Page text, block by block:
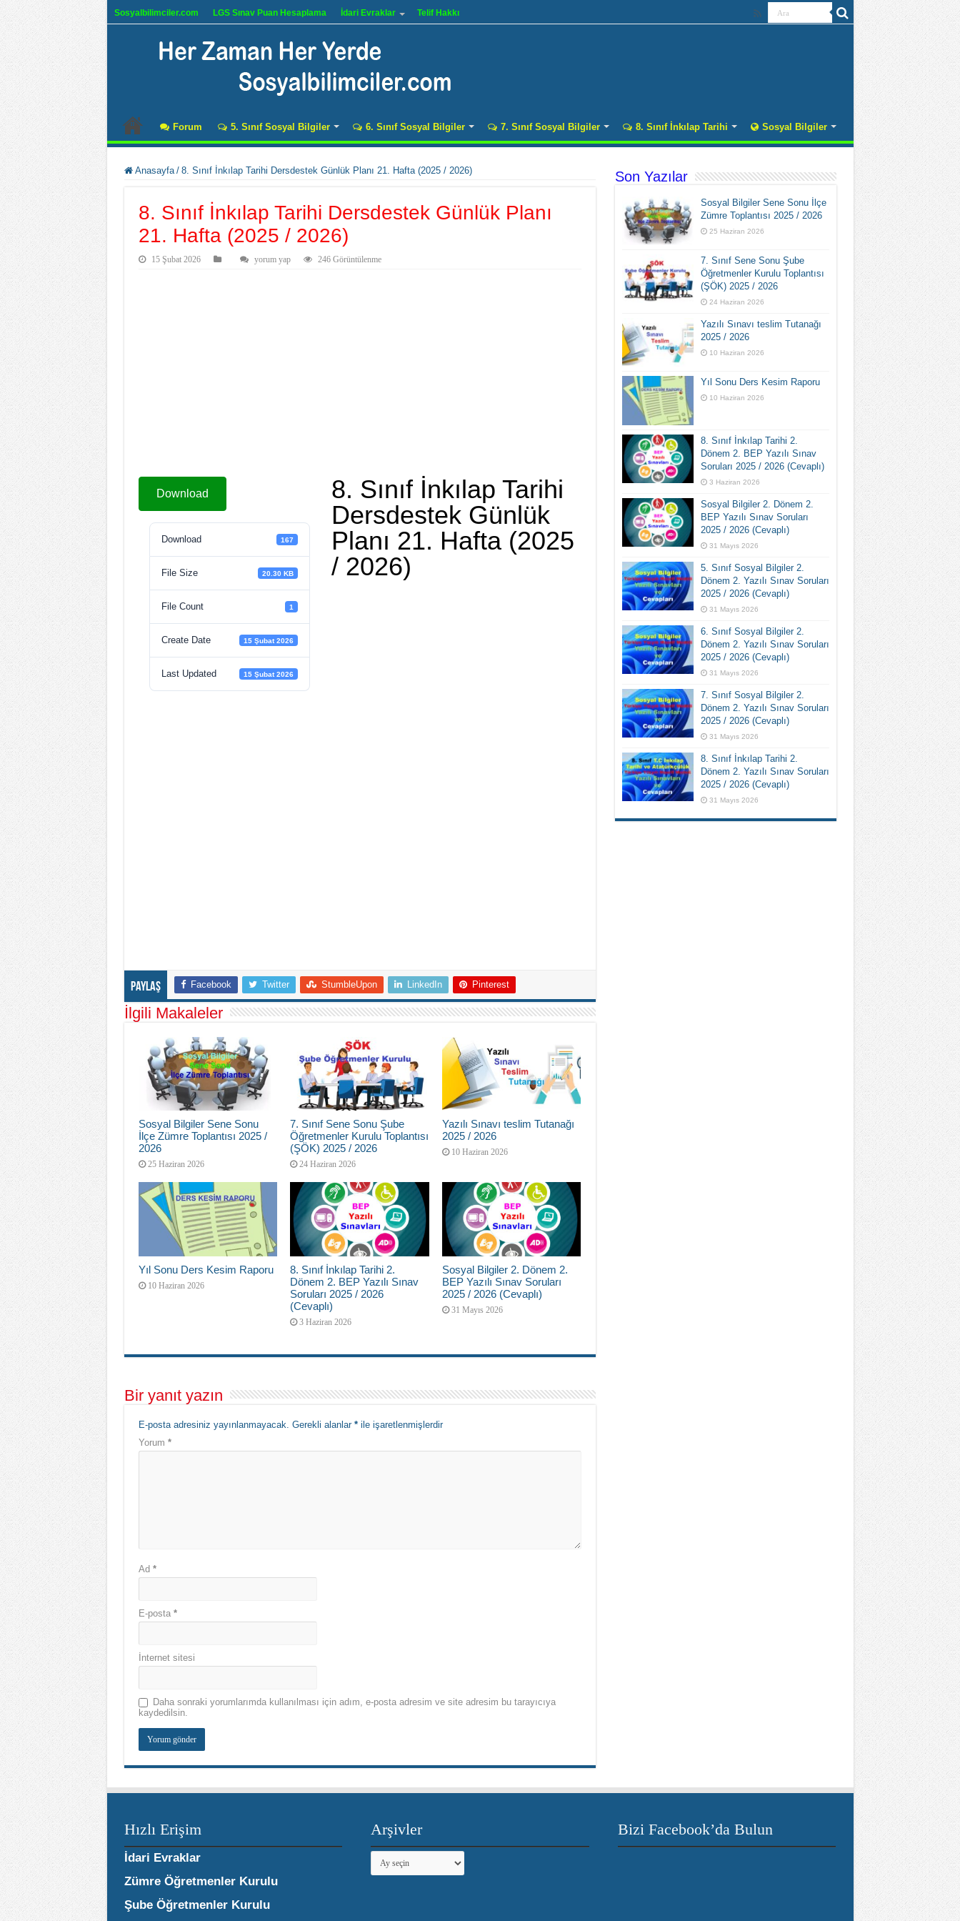
Sosyalbilimciler.com LGS Sınav Puan Hesaplama İdari Evraklar Telif Hakkı
Forum 5. Sınıf Sosyal Bilgiler 6. Sınıf Sosyal Bilgiler 7. Sınıf Sosyal Bilgiler 8. Sınıf İnkılap Tarihi Sosyal Bilgiler
Anasayfa / 8. Sınıf İnkılap Tarihi Dersdestek Günlük Planı 21. Hafta (2025 / 2026)
8. Sınıf İnkılap Tarihi Dersdestek Günlük Planı
21. Hafta (2025 / 2026)
15 Şubat 2026 yorum yap 246 Görüntülenme
Download
Download 167
File Size 20.30 KB
File Count 1
Create Date 15 Şubat 2026
Last Updated 15 Şubat 2026
8. Sınıf İnkılap Tarihi
Dersdestek Günlük
Planı 21. Hafta (2025
/ 2026)
Paylaş Facebook Twitter StumbleUpon LinkedIn Pinterest
İlgili Makaleler
Sosyal Bilgiler Sene Sonu
İlçe Zümre Toplantısı 2025 /
2026
25 Haziran 2026
7. Sınıf Sene Sonu Şube
Öğretmenler Kurulu Toplantısı
(ŞÖK) 2025 / 2026
24 Haziran 2026
Yazılı Sınavı teslim Tutanağı
2025 / 2026
10 Haziran 2026
Yıl Sonu Ders Kesim Raporu
10 Haziran 2026
8. Sınıf İnkılap Tarihi 2.
Dönem 2. BEP Yazılı Sınav
Soruları 2025 / 2026
(Cevaplı)
3 Haziran 2026
Sosyal Bilgiler 2. Dönem 2.
BEP Yazılı Sınav Soruları
2025 / 2026 (Cevaplı)
31 Mayıs 2026
Bir yanıt yazın
E-posta adresiniz yayınlanmayacak. Gerekli alanlar *ile işaretlenmişlerdir
Yorum *
Ad *
E-posta *
İnternet sitesi
Daha sonraki yorumlarımda kullanılması için adım, e-posta adresim ve site adresim bu tarayıcıya
kaydedilsin.
Son Yazılar
Sosyal Bilgiler Sene Sonu İlçe
Zümre Toplantısı 2025 / 2026
25 Haziran 2026
7. Sınıf Sene Sonu Şube
Öğretmenler Kurulu Toplantısı
(ŞÖK) 2025 / 2026
24 Haziran 2026
Yazılı Sınavı teslim Tutanağı
2025 / 2026
10 Haziran 2026
Yıl Sonu Ders Kesim Raporu
10 Haziran 2026
8. Sınıf İnkılap Tarihi 2.
Dönem 2. BEP Yazılı Sınav
Soruları 2025 / 2026 (Cevaplı)
3 Haziran 2026
Sosyal Bilgiler 2. Dönem 2.
BEP Yazılı Sınav Soruları
2025 / 2026 (Cevaplı)
31 Mayıs 2026
5. Sınıf Sosyal Bilgiler 2.
Dönem 2. Yazılı Sınav Soruları
2025 / 2026 (Cevaplı)
31 Mayıs 2026
6. Sınıf Sosyal Bilgiler 2.
Dönem 2. Yazılı Sınav Soruları
2025 / 2026 (Cevaplı)
31 Mayıs 2026
7. Sınıf Sosyal Bilgiler 2.
Dönem 2. Yazılı Sınav Soruları
2025 / 2026 (Cevaplı)
31 Mayıs 2026
8. Sınıf İnkılap Tarihi 2.
Dönem 2. Yazılı Sınav Soruları
2025 / 2026 (Cevaplı)
31 Mayıs 2026
Hızlı Erişim
İdari Evraklar
Zümre Öğretmenler Kurulu
Şube Öğretmenler Kurulu
Arşivler
Arşivler
Bizi Facebook’da Bulun